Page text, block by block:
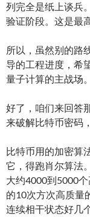
列完全是纸上谈兵
验证阶段。这是最
所以，虽然别的路
导的工程进度，希
量子计算的主战场。
好了，咱们来回答
来破解比特币密码
比特币用的加密算
它，得跑肖尔算法
大约4000到5000
的10次方次高质量
连续相干状态好几